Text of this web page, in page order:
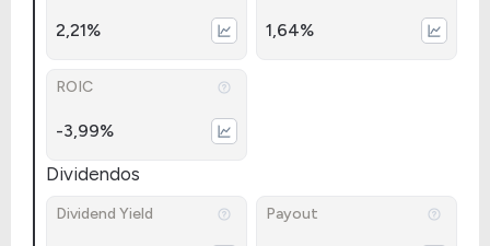
2,21% 1,64%
ROIC
-3,99%
Dividendos
Dividend Yield Payout